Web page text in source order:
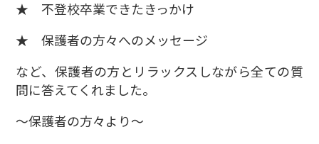
★ 不登校卒業できたきっかけ
★ 保護者の方々へのメッセージ
など、保護者の方とリラックスしながら全ての質
問に答えてくれました。
～保護者の方々より～